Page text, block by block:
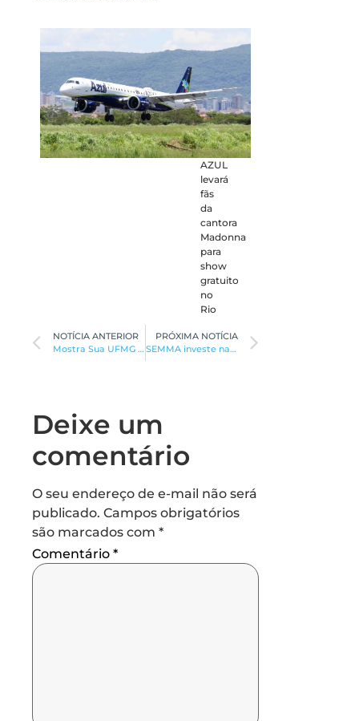
AZUL
levará
fãs
da
cantora
Madonna
para
show
gratuito
no
Rio
NOTÍCIA ANTERIOR
Mostra Sua UFMG no campus Montes Claros será no dia 13
PRÓXIMA NOTÍCIA
SEMMA investe na conscientização de alunos
Deixe um
comentário
O seu endereço de e-mail não será
publicado. Campos obrigatórios
são marcados com *
Comentário *